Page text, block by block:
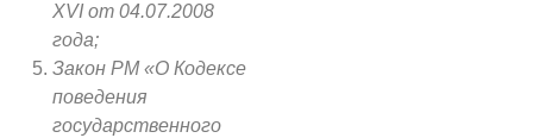
XVI от 04.07.2008
года;
Закон РМ «О Кодексе
поведения
государственного